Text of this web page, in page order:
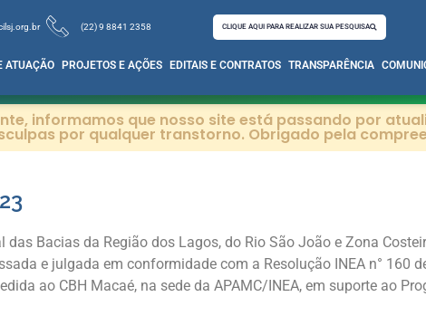
(22) 9 8841 2358 CLIQUE AQUI PARA REALIZAR SUA PESQUISA
ATUAÇÃO PROJETOS E AÇÕES EDITAIS E CONTRATOS TRANSPARÊNCIA
informamos que nosso site está passando por
por qualquer transtorno. Obrigado pela
Bacias da Região dos Lagos, do Rio São João e Zona
e julgada em conformidade com a Resolução INEA n° 160
ao CBH Macaé, na sede da APAMC/INEA, em suporte ao